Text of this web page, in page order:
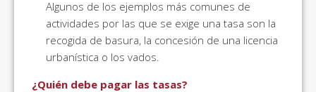
Algunos de los ejemplos más comunes de
actividades por las que se exige una tasa son la
recogida de basura, la concesión de una licencia
urbanística o los vados.
¿Quién debe pagar las tasas?